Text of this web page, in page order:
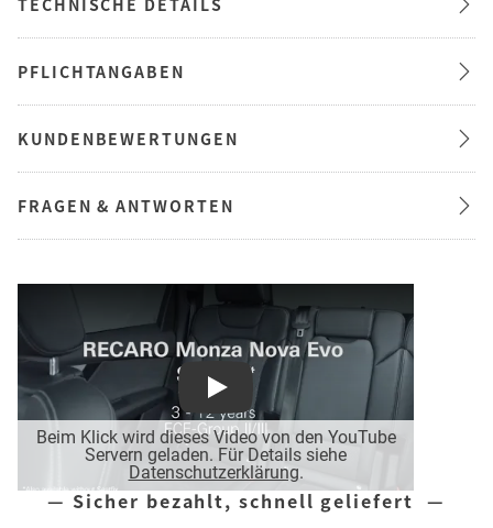
PFLICHTANGABEN
KUNDENBEWERTUNGEN
FRAGEN & ANTWORTEN
Beim Klick wird dieses Video von den YouTube
Servern geladen. Für Details siehe
Datenschutzerklärung.
Play
— Sicher bezahlt, schnell geliefert —